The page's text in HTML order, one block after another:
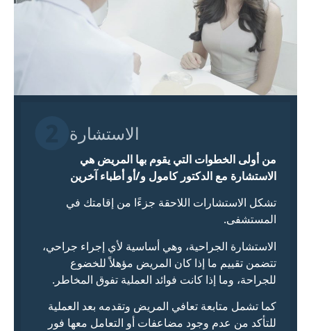
الاستشارة
من أولى الخطوات التي يقوم بها المريض هي
الاستشارة مع الدكتور كامول و/أو أطباء آخرين
تشكل الاستشارات اللاحقة جزءًا من إقامتك في
المستشفى.
الاستشارة الجراحية، وهي أساسية لأي إجراء جراحي،
تتضمن تقييم ما إذا كان المريض مؤهلاً للخضوع
للجراحة، وما إذا كانت فوائد العملية تفوق المخاطر.
كما تشمل متابعة تعافي المريض وتقدمه بعد العملية
للتأكد من عدم وجود مضاعفات أو التعامل معها فور